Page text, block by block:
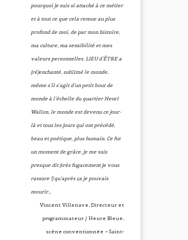
pourquoi je suis si attaché à ce métier
et à tout ce que cela remue au plus
profond de moi, de par mon histoire,
ma culture, ma sensibilité et mes
valeurs personnelles. LIEU d’ÊTRE a
(ré)enchanté, sublimé le monde,
même s’il s’agit d’un petit bout de
monde à l’échelle du quartier Henri
Wallon, le monde est devenu ce jour-
là et tous les jours qui ont précédé,
beau et poétique, plus humain. Ce fut
un moment de grâce, je me suis
presque dit (très fugacement je vous
rassure !) qu’après ça je pouvais
mourir…
Vincent Villenave, Directeur et
programmateur / Heure Bleue,
scène conventionnée – Saint-